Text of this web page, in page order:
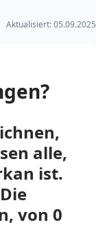
Aktualisiert:05.09.2025
alle,
ist.
von 0